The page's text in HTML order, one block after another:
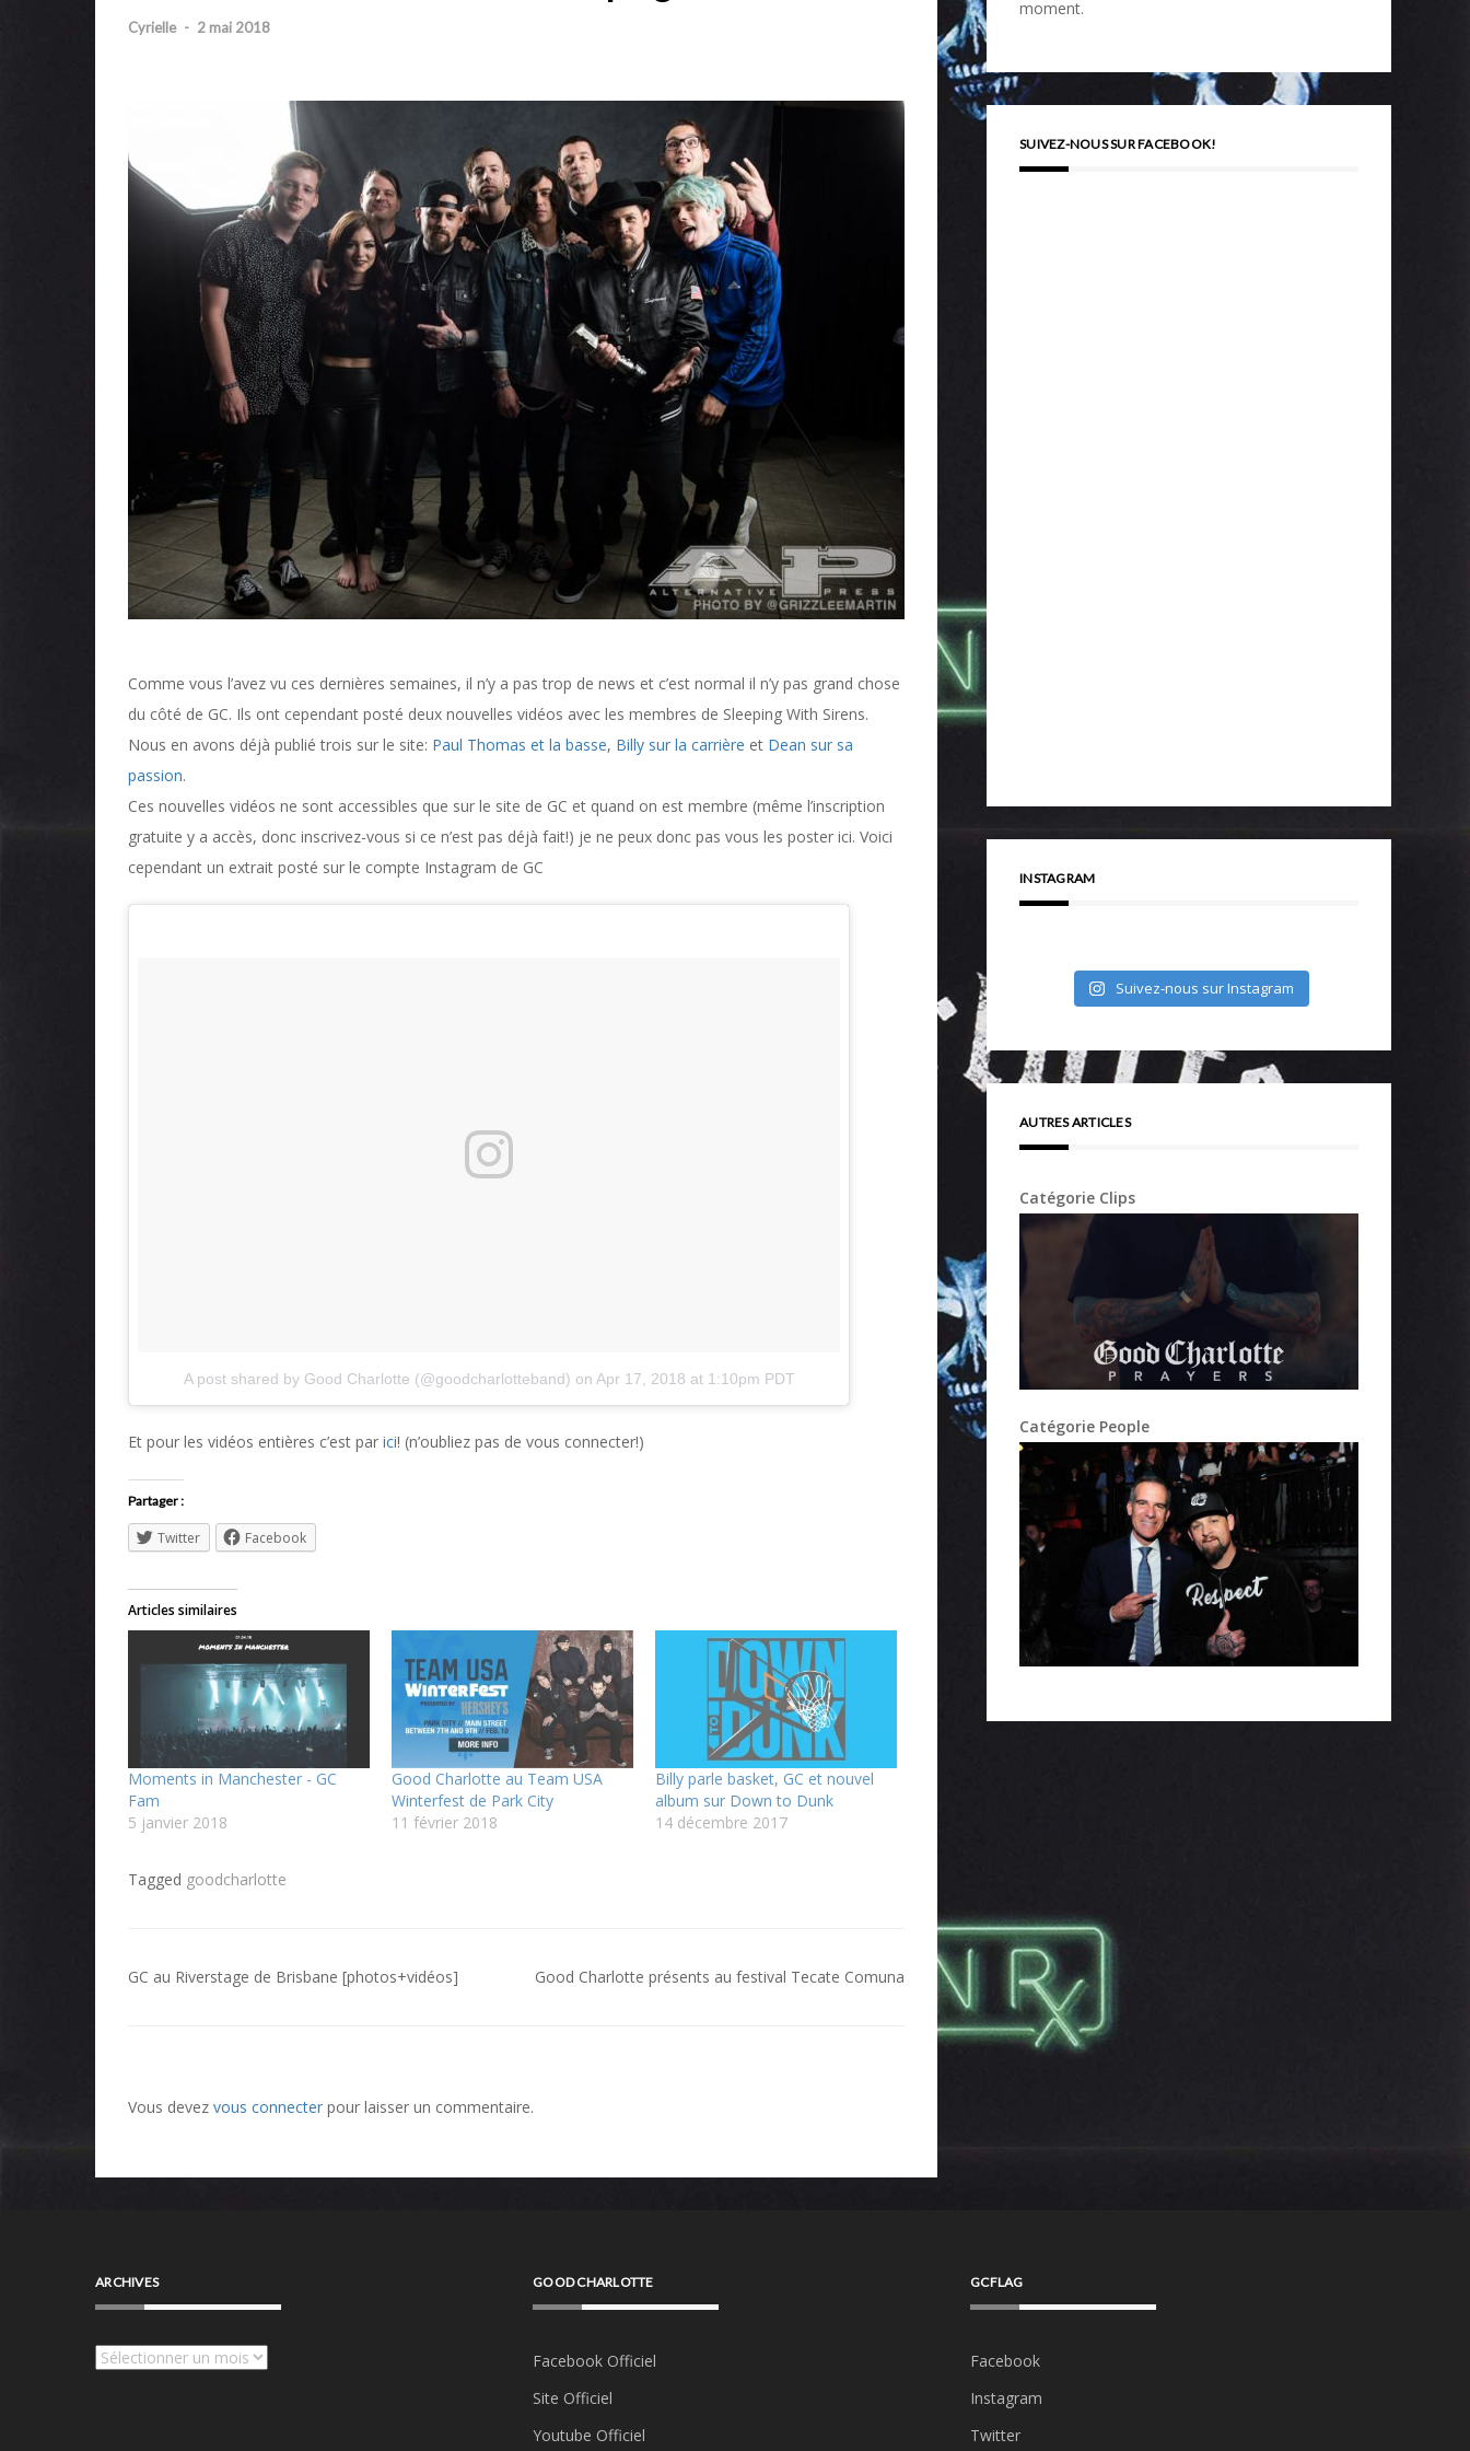
Cyrielle - 2 mai 2018
Comme vous l’avez vu ces dernières semaines, il n’y a pas trop de news et c’est normal il n’y pas grand chose
du côté de GC. Ils ont cependant posté deux nouvelles vidéos avec les membres de Sleeping With Sirens.
Nous en avons déjà publié trois sur le site: Paul Thomas et la basse, Billy sur la carrière et Dean sur sa
passion.
Ces nouvelles vidéos ne sont accessibles que sur le site de GC et quand on est membre (même l’inscription
gratuite y a accès, donc inscrivez-vous si ce n’est pas déjà fait!) je ne peux donc pas vous les poster ici. Voici
cependant un extrait posté sur le compte Instagram de GC
A post shared by Good Charlotte (@goodcharlotteband) on Apr 17, 2018 at 1:10pm PDT
Et pour les vidéos entières c’est par ici! (n’oubliez pas de vous connecter!)
Partager :
Twitter Facebook
Articles similaires
Moments in Manchester - GC
Fam
5 janvier 2018
Good Charlotte au Team USA
Winterfest de Park City
11 février 2018
Billy parle basket, GC et nouvel
album sur Down to Dunk
14 décembre 2017
Tagged goodcharlotte
Navigation
GC au Riverstage de Brisbane [photos+vidéos] Good Charlotte présents au festival Tecate Comuna
Vous devez vous connecter pour laisser un commentaire.
moment.
SUIVEZ-NOUS SUR FACEBOOK!
INSTAGRAM
Suivez-nous sur Instagram
AUTRES ARTICLES
Catégorie Clips
Catégorie People
ARCHIVES
Archives
GOOD CHARLOTTE
Facebook Officiel
Site Officiel
Youtube Officiel
GCFLAG
Facebook
Instagram
Twitter